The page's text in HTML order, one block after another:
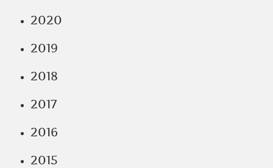
2020
2019
2018
2017
2016
2015